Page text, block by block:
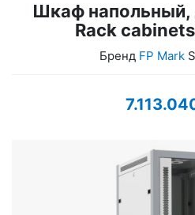
Серверное оборудование
Шкаф напольный,
Rack
Бренд FP Mark